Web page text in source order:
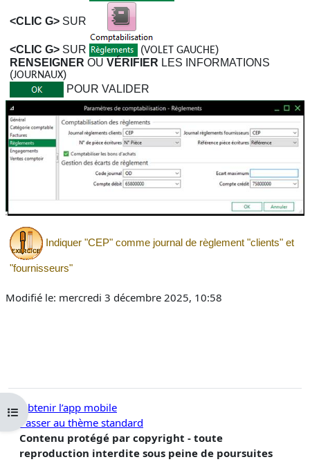
Ouvrir l’index du cours
<CLIC G>SUR
<CLIC G>SUR (VOLET GAUCHE)
RENSEIGNER OU VÉRIFIER LES INFORMATIONS
(JOURNAUX)
POUR VALIDER
Indiquer "CEP" comme journal de règlement "clients" et
"fournisseurs"
Modifié le: mercredi 3 décembre 2025, 10:58
Obtenir l’app mobile
Passer au thème standard
Contenu protégé par copyright - toute
reproduction interdite sous peine de poursuites